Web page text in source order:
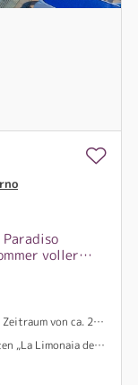
voller
und
24.05.26 bis 04.09.26
(ab 7 Nächten Aufenthalt)